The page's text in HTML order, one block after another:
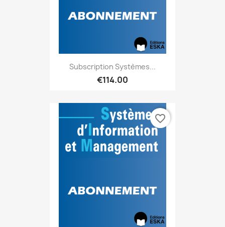
Subscription Systèmes...
€114.00
favorite_border